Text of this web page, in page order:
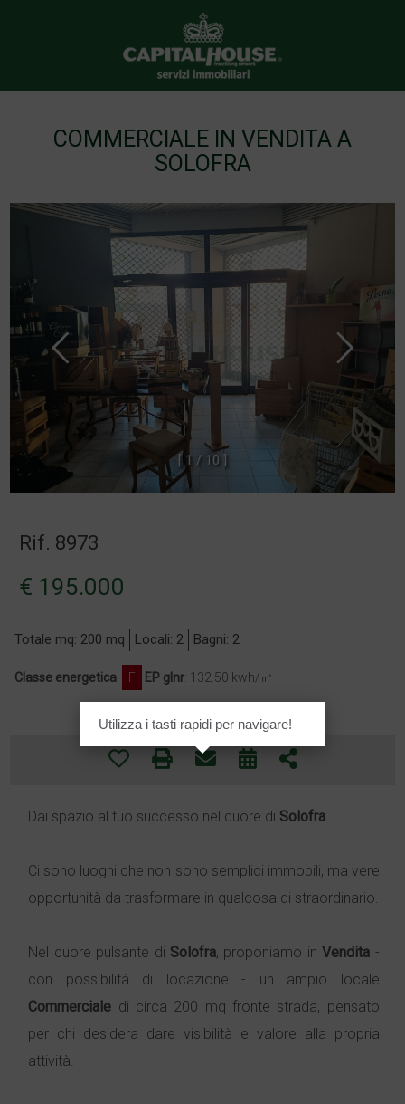
COMMERCIALE IN VENDITA A
SOLOFRA
[ 1 / 1 0 ]
Rif. 8973
€ 195.000
Totale mq: 200 mq Locali: 2 Bagni: 2
Classe energetica: F EP glnr: 132.50 kwh/㎡
Dai spazio al tuo successo nel cuore di Solofra
Ci sono luoghi che non sono semplici immobili, ma vere
opportunità da trasformare in qualcosa di straordinario.
Nel cuore pulsante di Solofra, proponiamo inVendita -
con possibilità di locazione - un ampio locale
Commerciale di circa 200 mq fronte strada, pensato
per chi desidera dare visibilità e valore alla propria
attività.
Utilizza i tasti rapidi per navigare!